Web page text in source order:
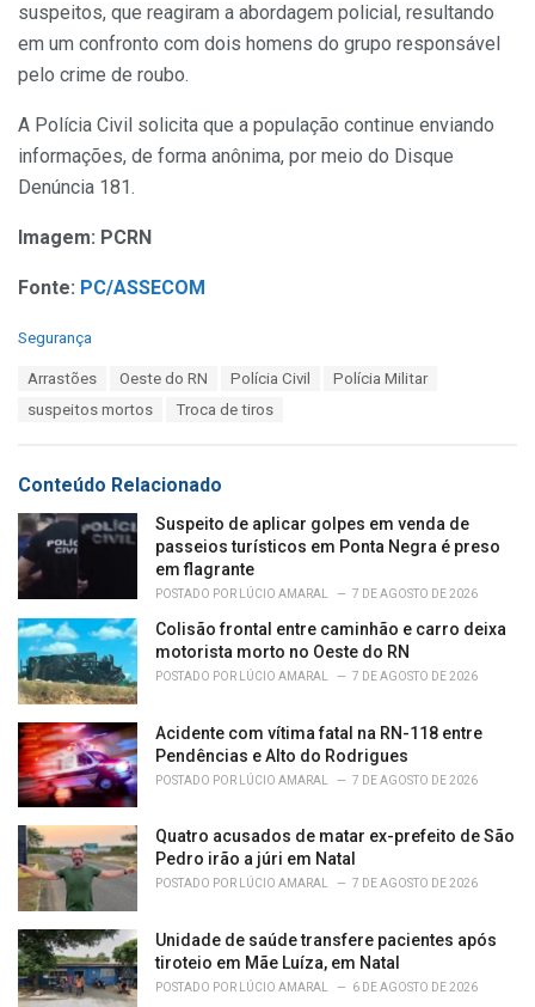
suspeitos, que reagiram a abordagem policial, resultando
em um confronto com dois homens do grupo responsável
pelo crime de roubo.
A Polícia Civil solicita que a população continue enviando
informações, de forma anônima, por meio do Disque
Denúncia 181.
Imagem: PCRN
Fonte: PC/ASSECOM
C
i
e
s
:
Segurança
Arrastões Oeste do RN Polícia Civil
Polícia Militar
suspeitos mortos
Troca de tiros
Conteúdo Relacionado
Suspeito de aplicar golpes em venda de
passeios turísticos em Ponta Negra é preso
em flagrante
POSTADO POR LÚCIO AMARAL 7 DE AGOSTO DE 2026
Colisão frontal entre caminhão e carro deixa
motorista morto no Oeste do RN
POSTADO POR LÚCIO AMARAL 7 DE AGOSTO DE 2026
Acidente com vítima fatal na RN-118 entre
Pendências e Alto do Rodrigues
POSTADO POR LÚCIO AMARAL 7 DE AGOSTO DE 2026
Quatro acusados de matar ex-prefeito de São
Pedro irão a júri em Natal
POSTADO POR LÚCIO AMARAL 7 DE AGOSTO DE 2026
Unidade de saúde transfere pacientes após
tiroteio em Mãe Luíza, em Natal
POSTADO POR LÚCIO AMARAL 6 DE AGOSTO DE 2026